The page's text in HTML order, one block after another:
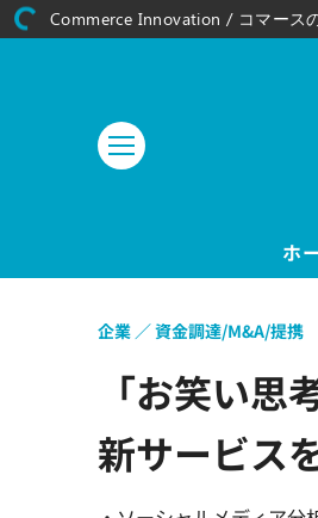
ホ
「お笑い
新サービス
企業 資金調達/M&A/提携
Commerce Innovation / コマース